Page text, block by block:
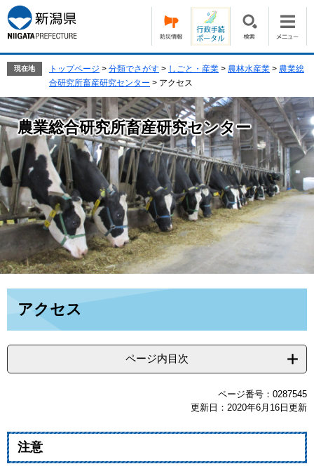
ー
ジ
の
で
す。
ニ
ュ
ー
ば
し
て
本
文
へ
現在地 トップページ > 分類でさがす > しごと・産業 > 農林水産業 > 農業総
合研究所畜産研究センター > アクセス
農業総合研究所畜産研究センター
アクセス
ページ内目次
ページ番号：0287545
更新日：2020年6月16日更新
注意